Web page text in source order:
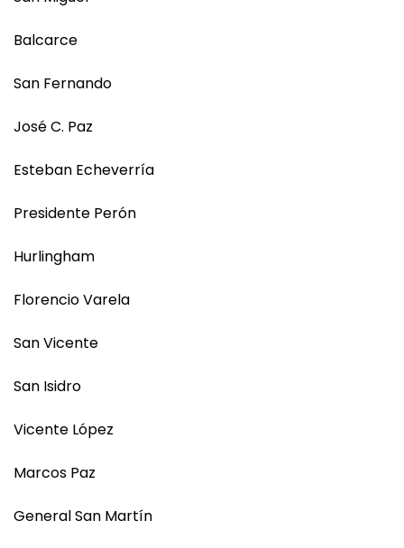
Balcarce
San Fernando
José C. Paz
Esteban Echeverría
Presidente Perón
Hurlingham
Florencio Varela
San Vicente
San Isidro
Vicente López
Marcos Paz
General San Martín